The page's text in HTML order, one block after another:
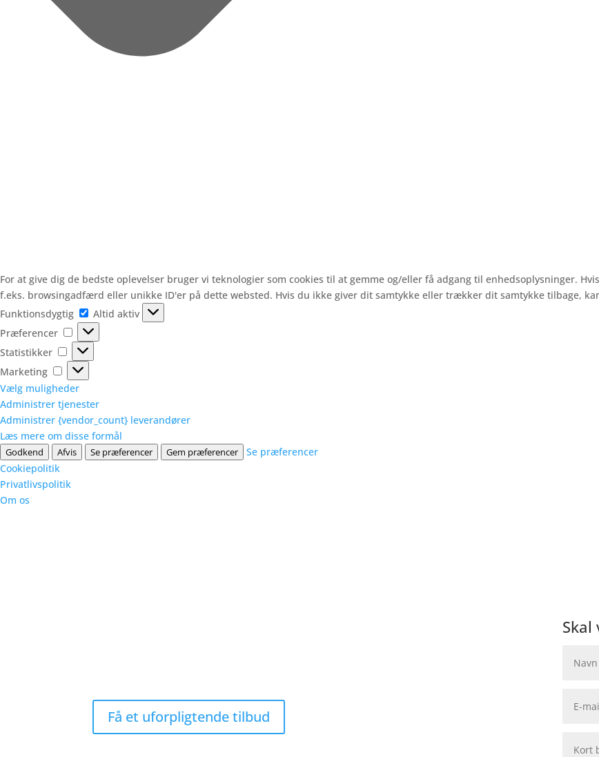
For at give dig de bedste oplevelser bruger vi teknologier som cookies til at gemme og/eller få adgang til enhedsoplysninger.
f.eks. browsingadfærd eller unikke ID'er på dette websted. Hvis du ikke giver dit samtykke eller trækker dit samtykke tilbage,
Funktionsdygtig
Funktionsdygtig
Altid aktiv
Præferencer
Præferencer
Statistikker
Statistikker
Marketing
Marketing
Vælg muligheder
Administrer tjenester
Administrer {vendor_count} leverandører
Læs mere om disse formål
Godkend Afvis Se præferencer Gem præferencer
Se præferencer
Cookiepolitik
Privatlivspolitik
Om os
Få et uforpligtende tilbud
Skal